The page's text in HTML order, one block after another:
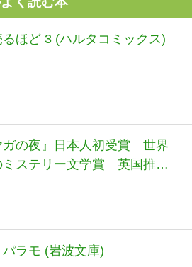
ほど 3 (ハルタコミックス)
ガの夜』日本人初受賞 世界
ミステリー文学賞 英国推理
(ダガー賞） (河出文庫 お 46-
ラモ (岩波文庫)